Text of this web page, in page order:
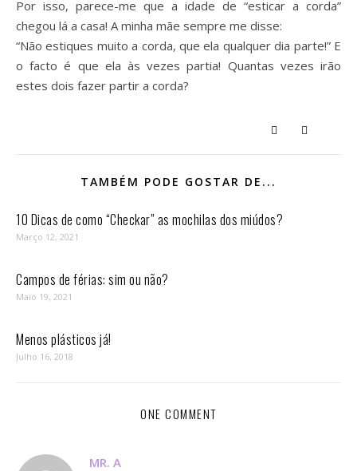
Por isso, parece-me que a idade de “esticar a corda”
chegou lá a casa! A minha mãe sempre me disse:
“Não estiques muito a corda, que ela qualquer dia parte!” E
o facto é que ela às vezes partia! Quantas vezes irão
estes dois fazer partir a corda?
TAMBÉM PODE GOSTAR DE...
10 Dicas de como “Checkar” as mochilas dos miúdos?
Março 12, 2021
Campos de férias: sim ou não?
Maio 19, 2021
Menos plásticos já!
Julho 16, 2018
ONE COMMENT
MR. A